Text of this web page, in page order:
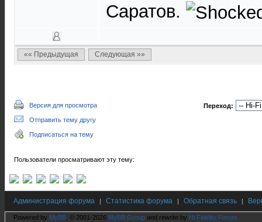
Саратов.
«« Предыдущая Следующая »»
Версия для просмотра
Отправить тему другу
Подписаться на тему
Переход:
Пользователи просматривают эту тему:
Администрация форума | Статистика форума | Обратная связь |
Powered by MyBB , © 2001-2026 MyBB Group and rewrite by Hi Fidelity Forum